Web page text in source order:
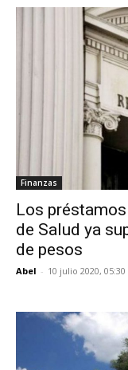
Finanzas
Los
de Salud ya
de pesos
Abel - 10 julio 2020, 05:30